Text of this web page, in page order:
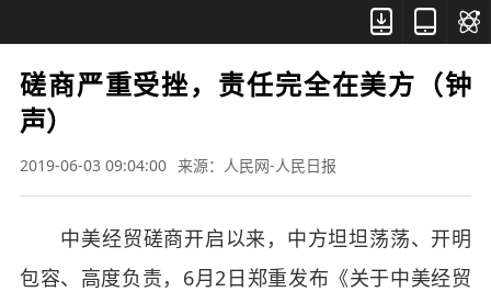



磋商严重受挫，责任完全在美方（钟
声）
2019-06-03 09:04:00 来源：人民网-人民日报
中美经贸磋商开启以来，中方坦坦荡荡、开明
包容、高度负责，6月2日郑重发布《关于中美经贸